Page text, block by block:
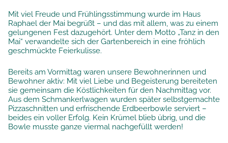
Mit viel Freude und Frühlingsstimmung wurde im Haus
Raphael der Mai begrüßt – und das mit allem, was zu einem
gelungenen Fest dazugehört. Unter dem Motto „Tanz in den
Mai“ verwandelte sich der Gartenbereich in eine fröhlich
geschmückte Feierkulisse.
Bereits am Vormittag waren unsere Bewohnerinnen und
Bewohner aktiv: Mit viel Liebe und Begeisterung bereiteten
sie gemeinsam die Köstlichkeiten für den Nachmittag vor.
Aus dem Schmankerlwagen wurden später selbstgemachte
Pizzaschnitten und erfrischende Erdbeerbowle serviert –
beides ein voller Erfolg. Kein Krümel blieb übrig, und die
Bowle musste ganze viermal nachgefüllt werden!